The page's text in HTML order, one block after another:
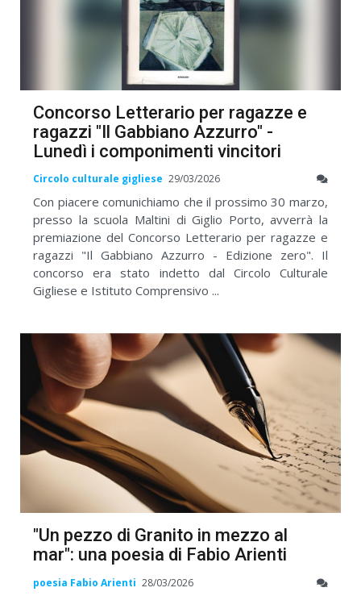
Concorso Letterario per ragazze e
ragazzi "Il Gabbiano Azzurro" -
Lunedì i componimenti vincitori
Circolo culturale gigliese 29/03/2026
Con piacere comunichiamo che il prossimo 30 marzo,
presso la scuola Maltini di Giglio Porto, avverrà la
premiazione del Concorso Letterario per ragazze e
ragazzi "Il Gabbiano Azzurro - Edizione zero". Il
concorso era stato indetto dal Circolo Culturale
Gigliese e Istituto Comprensivo ...
"Un pezzo di Granito in mezzo al
mar": una poesia di Fabio Arienti
poesia Fabio Arienti 28/03/2026